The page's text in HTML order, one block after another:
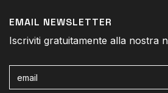
EMAIL NEWSLETTER
Iscriviti gratuitamente alla nostra